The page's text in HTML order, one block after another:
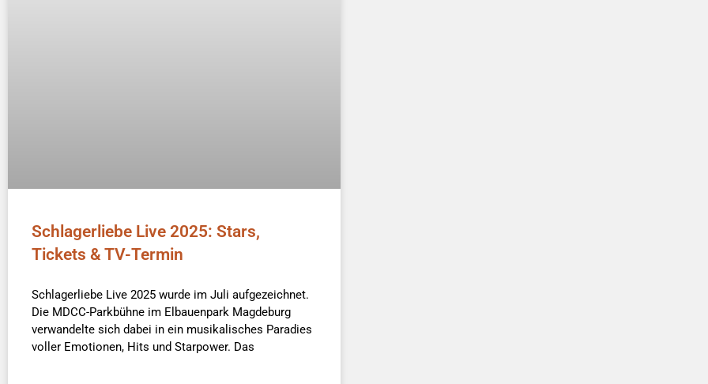
Schlagerliebe Live 2025: Stars,
Tickets & TV-Termin
Schlagerliebe Live 2025 wurde im Juli aufgezeichnet.
Die MDCC-Parkbühne im Elbauenpark Magdeburg
verwandelte sich dabei in ein musikalisches Paradies
voller Emotionen, Hits und Starpower. Das